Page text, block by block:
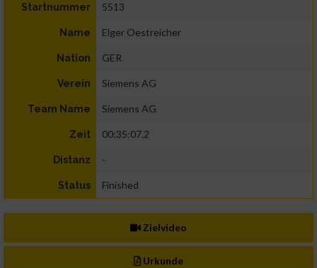
Startnummer 5513
Name Elger Oestreicher
Nation GER
Verein Siemens AG
Team Name Siemens AG
Zeit 00:35:07.2
Distanz -
Status Finished
Zielvideo
Urkunde